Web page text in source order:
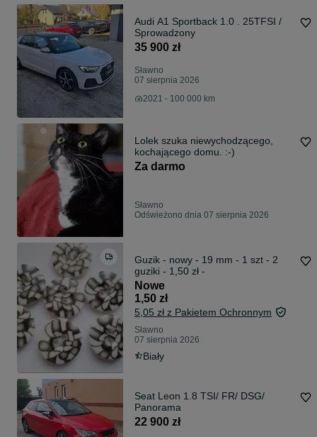
Audi A1 Sportback 1.0 . 25TFSI /
Sprowadzony
35 900 zł
Sławno
07 sierpnia 2026
2021 - 100 000 km
Lolek szuka niewychodzącego,
kochającego domu. :-)
Za darmo
Sławno
Odświeżono dnia 07 sierpnia 2026
Guzik - nowy - 19 mm - 1 szt - 2
guziki - 1,50 zł -
Nowe
1,50 zł
5,05 zł z Pakietem Ochronnym
Sławno
07 sierpnia 2026
Biały
Seat Leon 1.8 TSI/ FR/ DSG/
Panorama
22 900 zł